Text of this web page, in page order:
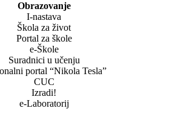
Obrazovanje
I-nastava
Škola za život
Portal za škole
e-Škole
Suradnici u učenju
portal “Nikola Tesla”
CUC
Izradi!
e-Laboratorij